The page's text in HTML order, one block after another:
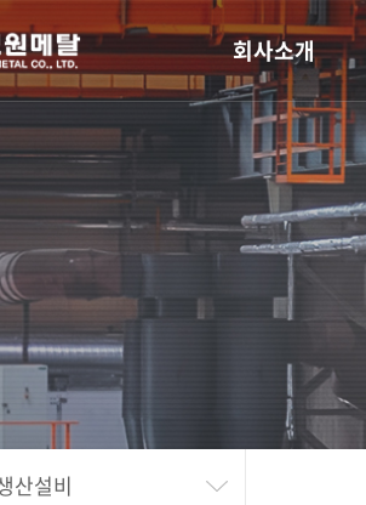
회사소개
산설비